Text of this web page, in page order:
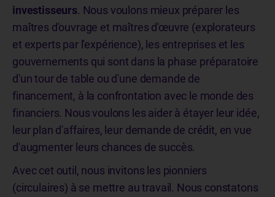
investisseurs. Nous voulons mieux préparer les
maîtres d'ouvrage et maîtres d'œuvre (explorateurs
et experts par l'expérience), les entreprises et les
gouvernements qui sont dans la phase préparatoire
d'un tour de table ou d'une demande de
financement, à la confrontation avec le monde des
financiers. Nous voulons les aider à étayer leur idée,
leur plan d'affaires, leur demande de crédit, en vue
d'augmenter leurs chances de succès.
Avec cet outil, nous invitons les pionniers
(circulaires) à se mettre au travail. Nous constatons